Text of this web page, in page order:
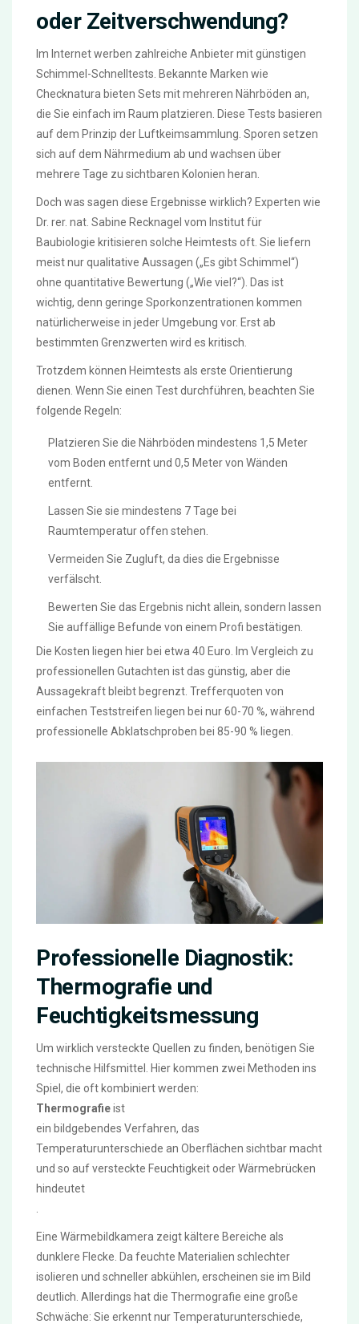
oder Zeitverschwendung?
Im Internet werben zahlreiche Anbieter mit günstigen
Schimmel-Schnelltests. Bekannte Marken wie
Checknatura bieten Sets mit mehreren Nährböden an,
die Sie einfach im Raum platzieren. Diese Tests basieren
auf dem Prinzip der Luftkeimsammlung. Sporen setzen
sich auf dem Nährmedium ab und wachsen über
mehrere Tage zu sichtbaren Kolonien heran.
Doch was sagen diese Ergebnisse wirklich? Experten wie
Dr. rer. nat. Sabine Recknagel vom Institut für
Baubiologie kritisieren solche Heimtests oft. Sie liefern
meist nur qualitative Aussagen („Es gibt Schimmel“)
ohne quantitative Bewertung („Wie viel?“). Das ist
wichtig, denn geringe Sporkonzentrationen kommen
natürlicherweise in jeder Umgebung vor. Erst ab
bestimmten Grenzwerten wird es kritisch.
Trotzdem können Heimtests als erste Orientierung
dienen. Wenn Sie einen Test durchführen, beachten Sie
folgende Regeln:
Platzieren Sie die Nährböden mindestens 1,5 Meter
vom Boden entfernt und 0,5 Meter von Wänden
entfernt.
Lassen Sie sie mindestens 7 Tage bei
Raumtemperatur offen stehen.
Vermeiden Sie Zugluft, da dies die Ergebnisse
verfälscht.
Bewerten Sie das Ergebnis nicht allein, sondern lassen
Sie auffällige Befunde von einem Profi bestätigen.
Die Kosten liegen hier bei etwa 40 Euro. Im Vergleich zu
professionellen Gutachten ist das günstig, aber die
Aussagekraft bleibt begrenzt. Trefferquoten von
einfachen Teststreifen liegen bei nur 60-70 %, während
professionelle Abklatschproben bei 85-90 % liegen.
Professionelle Diagnostik:
Thermografie und
Feuchtigkeitsmessung
Um wirklich versteckte Quellen zu finden, benötigen Sie
technische Hilfsmittel. Hier kommen zwei Methoden ins
Spiel, die oft kombiniert werden:
Thermografieist
ein bildgebendes Verfahren, das
Temperaturunterschiede an Oberflächen sichtbar macht
und so auf versteckte Feuchtigkeit oder Wärmebrücken
hindeutet
Eine Wärmebildkamera zeigt kältere Bereiche als
dunklere Flecke. Da feuchte Materialien schlechter
isolieren und schneller abkühlen, erscheinen sie im Bild
deutlich. Allerdings hat die Thermografie eine große
Schwäche: Sie erkennt nur Temperaturunterschiede,